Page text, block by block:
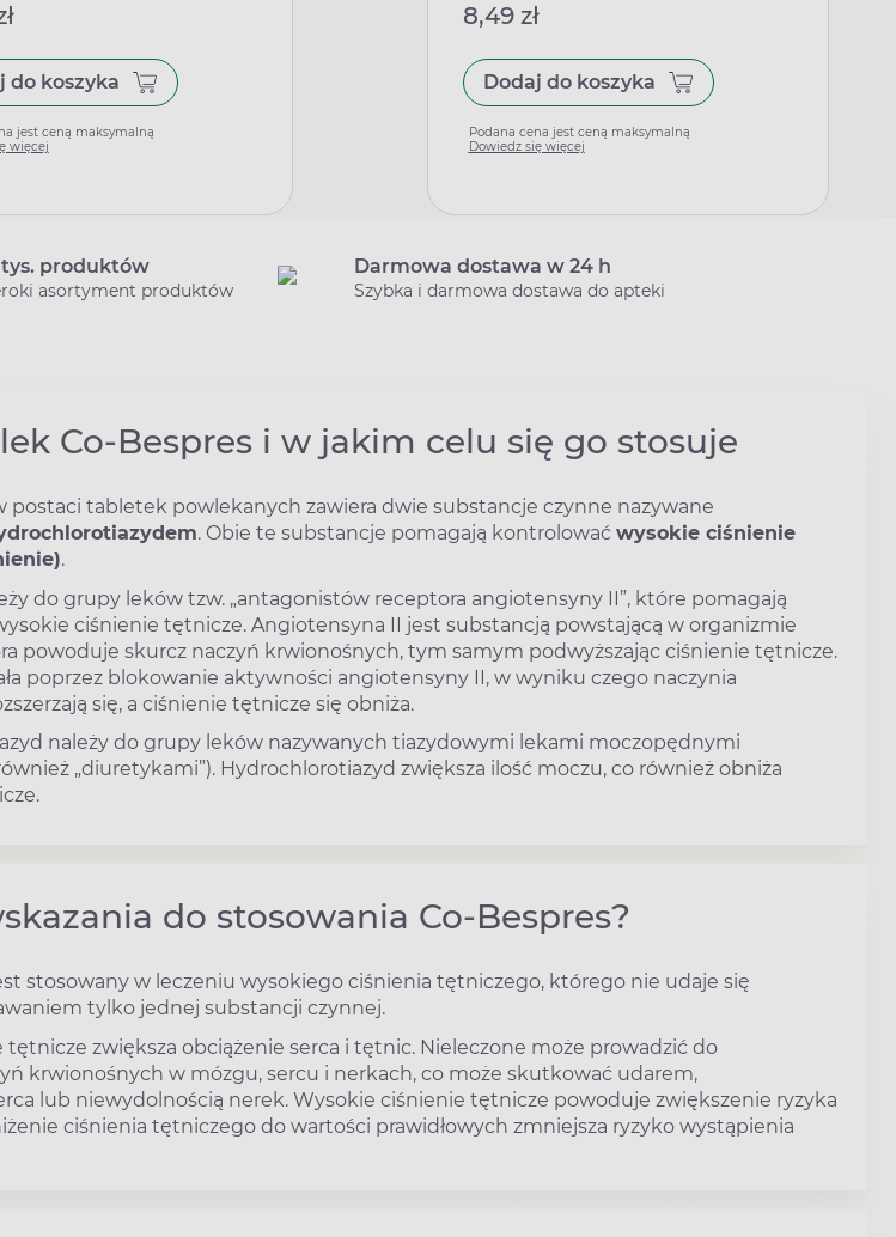
do koszyka
jest ceną maksymalną
więcej
8,49 zł
Dodaj do koszyka
Podana cena jest ceną maksymalną
Dowiedz się więcej
produktów
asortyment produktów
Darmowa dostawa w 24 h
Szybka i darmowa dostawa do apteki
Co-Bespres i w jakim celu się go stosuje
postaci tabletek powlekanych zawiera dwie substancje czynne nazywane
. Obie te substancje pomagają kontrolować wysokie ciśnienie
.
do grupy leków tzw. „antagonistów receptora angiotensyny II”, które pomagają
ciśnienie tętnicze. Angiotensyna II jest substancją powstającą w organizmie
powoduje skurcz naczyń krwionośnych, tym samym podwyższając ciśnienie tętnicze.
poprzez blokowanie aktywności angiotensyny II, w wyniku czego naczynia
się, a ciśnienie tętnicze się obniża.
należy do grupy leków nazywanych tiazydowymi lekami moczopędnymi
„diuretykami”). Hydrochlorotiazyd zwiększa ilość moczu, co również obniża
do stosowania Co-Bespres?
stosowany w leczeniu wysokiego ciśnienia tętniczego, którego nie udaje się
tylko jednej substancji czynnej.
tętnicze zwiększa obciążenie serca i tętnic. Nieleczone może prowadzić do
krwionośnych w mózgu, sercu i nerkach, co może skutkować udarem,
lub niewydolnością nerek. Wysokie ciśnienie tętnicze powoduje zwiększenie ryzyka
ciśnienia tętniczego do wartości prawidłowych zmniejsza ryzyko wystąpienia